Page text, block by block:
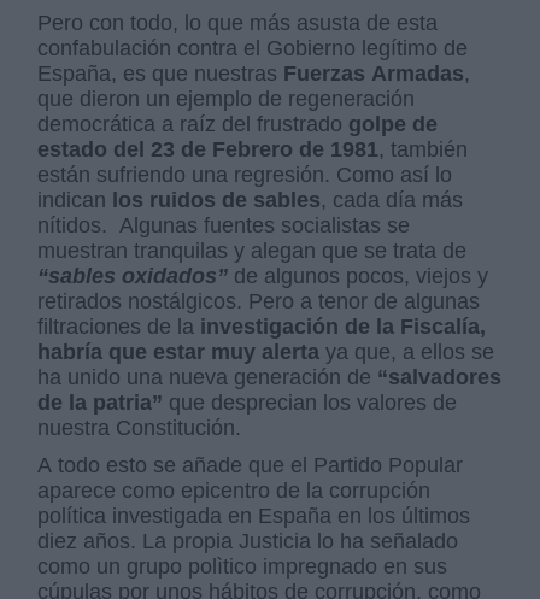
Pero con todo, lo que más asusta de esta
confabulación contra el Gobierno legítimo de
España, es que nuestras Fuerzas Armadas,
que dieron un ejemplo de regeneración
democrática a raíz del frustrado golpe de
estado del 23 de Febrero de 1981, también
están sufriendo una regresión. Como así lo
indican los ruidos de sables, cada día más
nítidos.
Algunas fuentes socialistas se
muestran tranquilas y alegan que se trata de
“sables oxidados” de algunos pocos, viejos y
retirados nostálgicos. Pero a tenor de algunas
filtraciones de la investigación de la Fiscalía,
habría que estar muy alerta ya que, a ellos se
ha unido una nueva generación de “salvadores
de la patria” que desprecian los valores de
nuestra Constitución.
A todo esto se añade que el Partido Popular
aparece como epicentro de la corrupción
política investigada en España en los últimos
diez años. La propia Justicia lo ha señalado
como un grupo polìtico impregnado en sus
cúpulas por unos hábitos de corrupción, como